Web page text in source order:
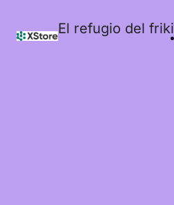
El refugio del friki